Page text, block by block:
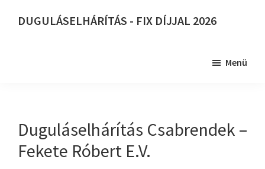
DUGULÁSELHÁRÍTÁS - FIX DÍJJAL 2026
Menü
Duguláselhárítás Csabrendek –
Fekete Róbert E.V.